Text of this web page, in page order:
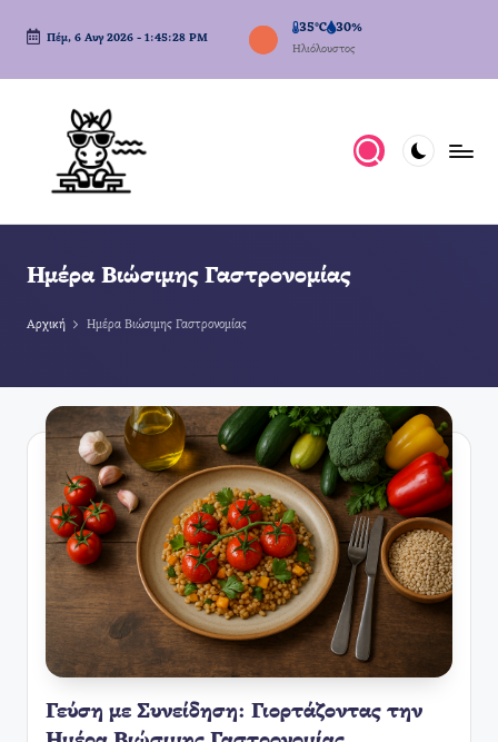
Μετάβαση
σε
περιεχόμενο
Πέμ, 6 Αυγ 2026- 1:45:28 PM
35°C 30%
Ηλιόλουστος
Ημέρα Βιώσιμης Γαστρονομίας
Αρχική Ημέρα Βιώσιμης Γαστρονομίας
Γεύση με Συνείδηση: Γιορτάζοντας την